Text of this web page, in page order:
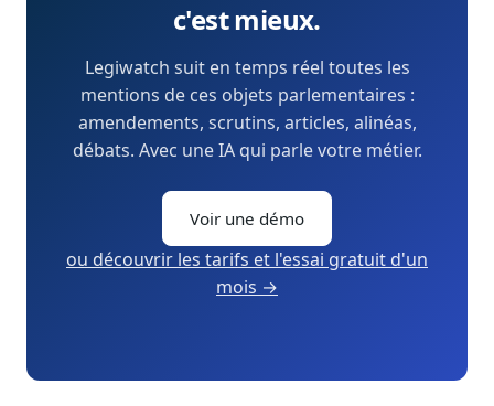
c'est mieux.
Legiwatch suit en temps réel toutes les
mentions de ces objets parlementaires :
amendements, scrutins, articles, alinéas,
débats. Avec une IA qui parle votre métier.
Voir une démo
ou découvrir les tarifs et l'essai gratuit d'un
mois →